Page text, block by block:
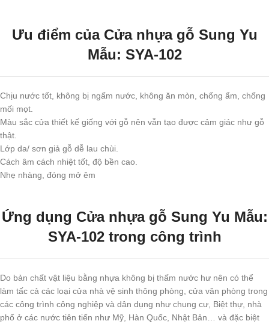
Ưu điểm của Cửa nhựa gỗ Sung Yu
Mẫu: SYA-102
Chịu nước tốt, không bị ngấm nước, không ăn mòn, chống ẩm, chống
mối mọt.
Màu sắc cửa thiết kế giống với gỗ nên vẫn tạo được cảm giác như gỗ
thật.
Lớp da/ sơn giả gỗ dễ lau chùi.
Cách âm cách nhiệt tốt, độ bền cao.
Nhẹ nhàng, đóng mở êm
Ứng dụng Cửa nhựa gỗ Sung Yu Mẫu:
SYA-102 trong công trình
Do bản chất vật liệu bằng nhựa không bị thấm nước hư nên có thể
làm tấc cả các loại cửa nhà vệ sinh thông phòng, cửa văn phòng trong
các công trình công nghiệp và dân dụng như chung cư, Biệt thự, nhà
phố ở các nước tiên tiến như Mỹ, Hàn Quốc, Nhật Bản… và đặc biệt